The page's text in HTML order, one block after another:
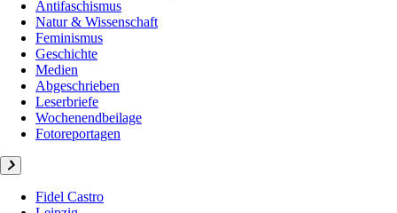
Antifaschismus
Natur & Wissenschaft
Feminismus
Geschichte
Medien
Abgeschrieben
Leserbriefe
Wochenendbeilage
Fotoreportagen
Fidel Castro